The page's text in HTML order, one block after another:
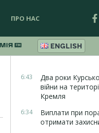
ПРО НАС
ENGLISH
6:43
Два роки
війни на
Кремля
6:34
Виплати при
отримати